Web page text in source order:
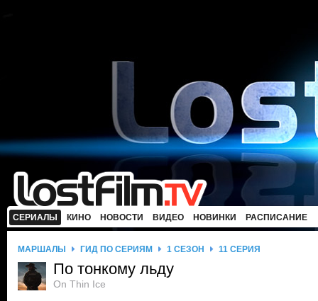
СЕРИАЛЫ КИНО НОВОСТИ ВИДЕО НОВИНКИ РАСПИСАНИЕ
МАРШАЛЫ ГИД ПО СЕРИЯМ 1 СЕЗОН 11 СЕРИЯ
По тонкому льду
On Thin Ice